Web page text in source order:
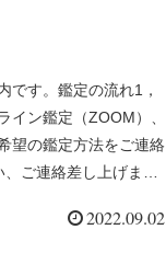
です。鑑定の流れ1，
イン鑑定（ZOOM）、
望の鑑定方法をご連絡
ご連絡差し上げま
2022.09.02